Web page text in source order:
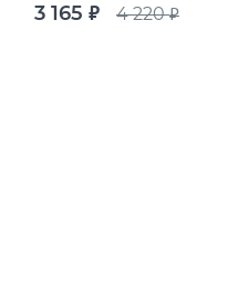
3 165 руб. 4 220руб.